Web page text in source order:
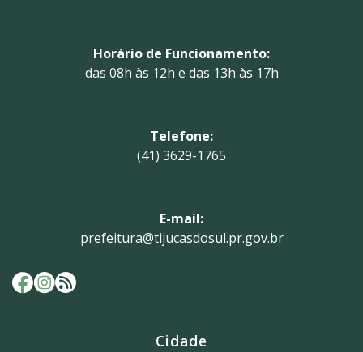
Horário de Funcionamento:
das 08h às 12h e das 13h às 17h
Telefone:
(41) 3629-1765
E-mail:
prefeitura@tijucasdosul.pr.gov.br
Cidade